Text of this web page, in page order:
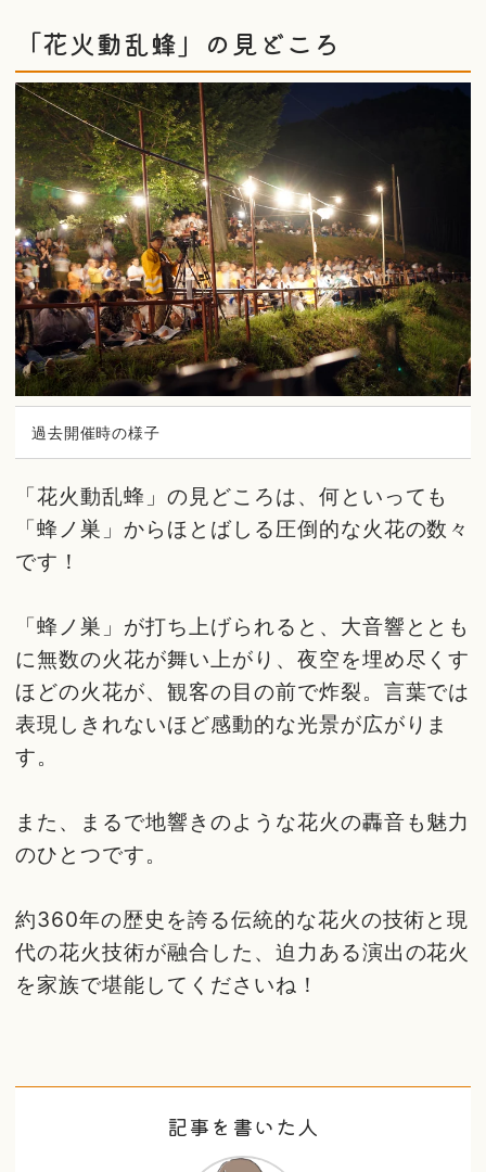
「花火動乱蜂」の見どころ
過去開催時の様子
「花火動乱蜂」の見どころは、何といっても
「蜂ノ巣」からほとばしる圧倒的な火花の数々
です！
「蜂ノ巣」が打ち上げられると、大音響ととも
に無数の火花が舞い上がり、夜空を埋め尽くす
ほどの火花が、観客の目の前で炸裂。言葉では
表現しきれないほど感動的な光景が広がりま
す。
また、まるで地響きのような花火の轟音も魅力
のひとつです。
約360年の歴史を誇る伝統的な花火の技術と現
代の花火技術が融合した、迫力ある演出の花火
を家族で堪能してくださいね！
記事を書いた人